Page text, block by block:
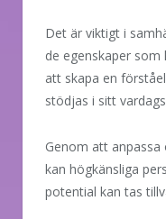
Det är viktigt i
de egenskaper
att skapa en
stödjas i sitt
Genom att
kan högkänsliga
potential kan tas